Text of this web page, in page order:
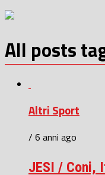
All posts
Altri Sport
/ 6 anni ago
JESI / Coni,